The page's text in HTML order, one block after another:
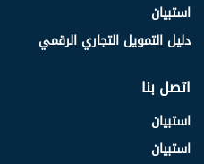
استبيان
دليل التمويل التجاري الرقمي
اتصل بنا
استبيان
استبيان